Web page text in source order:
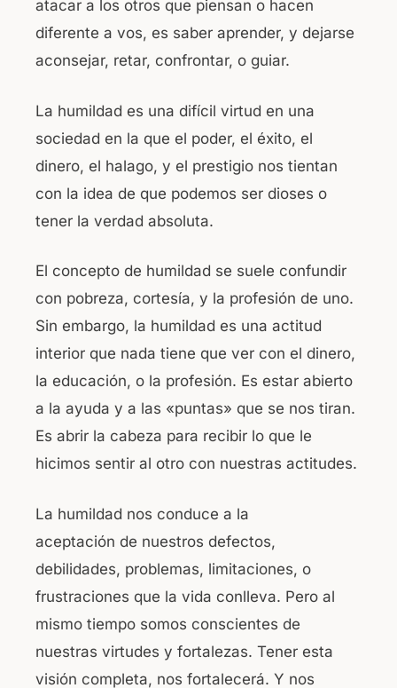
atacar a los otros que piensan o hacen
diferente a vos, es saber aprender, y dejarse
aconsejar, retar, confrontar, o guiar.
La humildad es una difícil virtud en una
sociedad en la que el poder, el éxito, el
dinero, el halago, y el prestigio nos tientan
con la idea de que podemos ser dioses o
tener la verdad absoluta.
El concepto de humildad se suele confundir
con pobreza, cortesía, y la profesión de uno.
Sin embargo, la humildad es una actitud
interior que nada tiene que ver con el dinero,
la educación, o la profesión. Es estar abierto
a la ayuda y a las «puntas» que se nos tiran.
Es abrir la cabeza para recibir lo que le
hicimos sentir al otro con nuestras actitudes.
La humildad nos conduce a la
aceptación de nuestros defectos,
debilidades, problemas, limitaciones, o
frustraciones que la vida conlleva. Pero al
mismo tiempo somos conscientes de
nuestras virtudes y fortalezas. Tener esta
visión completa, nos fortalecerá. Y nos